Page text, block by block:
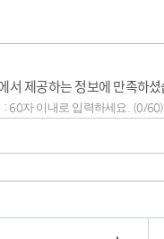
서 제공하는 정보에 만족하
60자 이내로 입력하세요. (0/60)